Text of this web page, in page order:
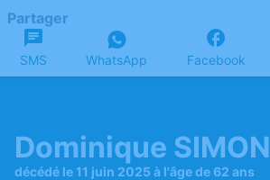
Partager
SMS WhatsApp Facebook
Dominique SIMON
décédé le 11 juin 2025 à l'âge de 62 ans